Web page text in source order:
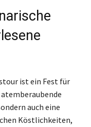
ist ein Fest für
auch eine
Köstlichkeiten,